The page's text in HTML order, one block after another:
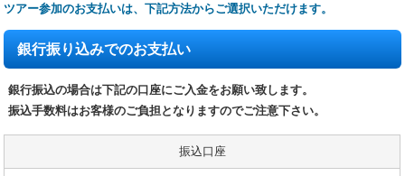
ツアー参加のお支払いは、下記方法からご選択いただけます。
銀行振り込みでのお支払い
銀行振込の場合は下記の口座にご入金をお願い致します。
振込手数料はお客様のご負担となりますのでご注意下さい。
振込口座